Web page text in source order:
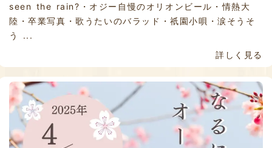
seen the rain?・オジー自慢のオリオンビール・情熱大
陸・卒業写真・歌うたいのバラッド・祇園小唄・涙そうそ
う ...
詳しく見る